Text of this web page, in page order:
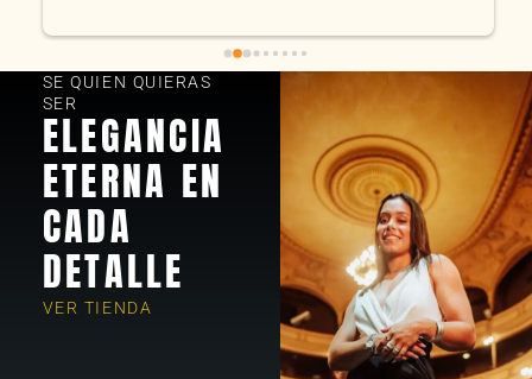
SE QUIEN QUIERAS
SER
ELEGANCIA
ETERNA EN
CADA
DETALLE
VER TIENDA